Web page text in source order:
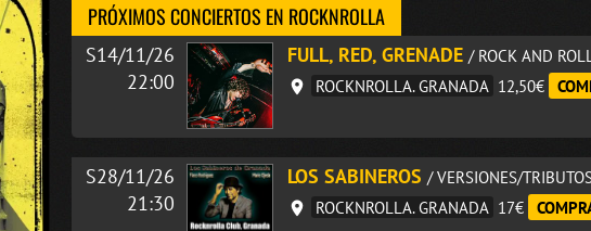
PRÓXIMOS CONCIERTOS EN ROCKNROLLA
S14/11/26
22:00
FULL, RED, GRENADE / ROCK AND
ROCKNROLLA. GRANADA 12,50€
S28/11/26
21:30
LOS SABINEROS / VERSIONES/
ROCKNROLLA. GRANADA 17€